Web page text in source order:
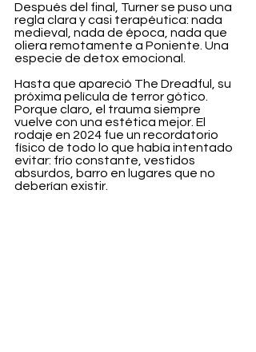
Después del final, Turner se puso una
regla clara y casi terapéutica: nada
medieval, nada de época, nada que
oliera remotamente a Poniente. Una
especie de detox emocional.
Hasta que apareció The Dreadful, su
próxima película de terror gótico.
Porque claro, el trauma siempre
vuelve con una estética mejor. El
rodaje en 2024 fue un recordatorio
físico de todo lo que había intentado
evitar: frío constante, vestidos
absurdos, barro en lugares que no
deberían existir.